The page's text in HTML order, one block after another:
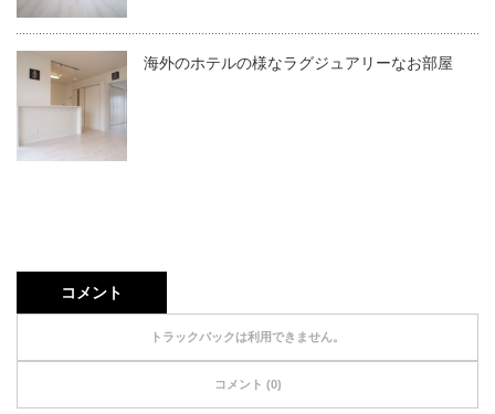
海外のホテルの様なラグジュアリーなお部屋
コメント
トラックバックは利用できません。
コメント (0)